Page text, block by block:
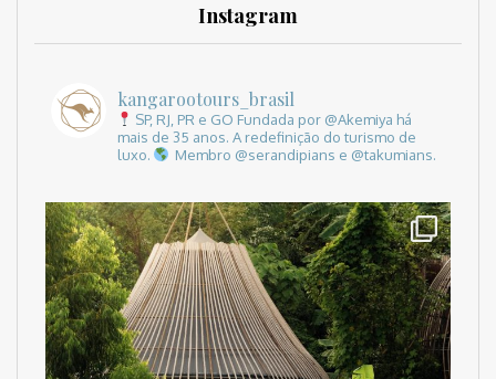
Instagram
kangarootours_brasil
SP, RJ, PR e GO Fundada por @Akemiya há
mais de 35 anos. A redefinição do turismo de
luxo.
Membro @serandipians e @takumians.